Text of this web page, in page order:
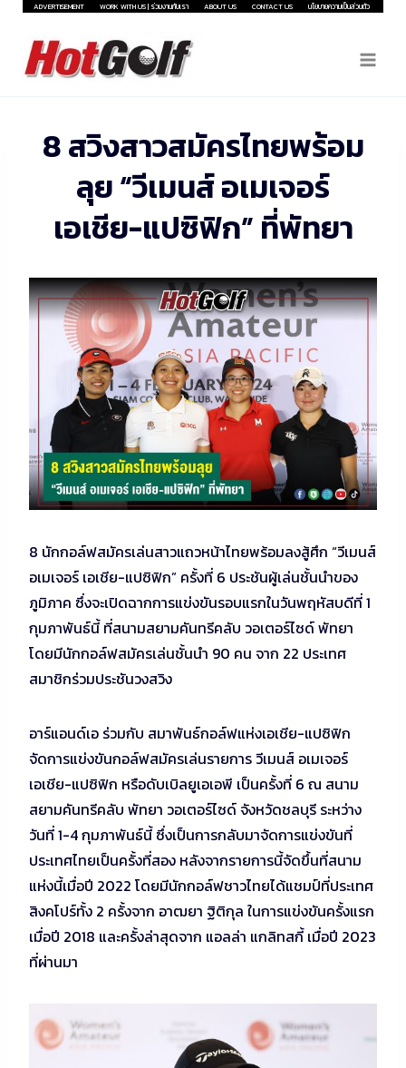
Skip
content
ADVERTISEMENT WORK WITH US | ร่วมงานกับเรา ABOUT US CONTACT US นโยบายความเป็นส่วนตัว
8 สวิงสาวสมัครไทยพร้อม
ลุย “วีเมนส์ อเมเจอร์
เอเชีย-แปซิฟิก” ที่พัทยา
8 นักกอล์ฟสมัครเล่นสาวแถวหน้าไทยพร้อมลงสู้ศึก “วีเมนส์
อเมเจอร์ เอเชีย-แปซิฟิก” ครั้งที่ 6 ประชันผู้เล่นชั้นนำของ
ภูมิภาค ซึ่งจะเปิดฉากการแข่งขันรอบแรกในวันพฤหัสบดีที่ 1
กุมภาพันธ์นี้ ที่สนามสยามคันทรีคลับ วอเตอร์ไซด์ พัทยา
โดยมีนักกอล์ฟสมัครเล่นชั้นนำ 90 คน จาก 22 ประเทศ
สมาชิกร่วมประชันวงสวิง
อาร์แอนด์เอ ร่วมกับ สมาพันธ์กอล์ฟแห่งเอเชีย-แปซิฟิก
จัดการแข่งขันกอล์ฟสมัครเล่นรายการ วีเมนส์ อเมเจอร์
เอเชีย-แปซิฟิก หรือดับเบิลยูเอเอพี เป็นครั้งที่ 6 ณ สนาม
สยามคันทรีคลับ พัทยา วอเตอร์ไซด์ จังหวัดชลบุรี ระหว่าง
วันที่ 1-4 กุมภาพันธ์นี้ ซึ่งเป็นการกลับมาจัดการแข่งขันที่
ประเทศไทยเป็นครั้งที่สอง หลังจากรายการนี้จัดขึ้นที่สนาม
แห่งนี้เมื่อปี 2022 โดยมีนักกอล์ฟชาวไทยได้แชมป์ที่ประเทศ
สิงคโปร์ทั้ง 2 ครั้งจาก อาฒยา ฐิติกุล ในการแข่งขันครั้งแรก
เมื่อปี 2018 และครั้งล่าสุดจาก แอลล่า แกลิทสกี้ เมื่อปี 2023
ที่ผ่านมา